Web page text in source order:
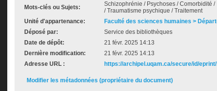
Mots-clés ou Sujets:
Schizophrénie / Psychoses / Comorbidité
/ Traumatisme psychique / Traitement
Unité d'appartenance:
Faculté des sciences humaines >
Déposé par:
Service des bibliothèques
Date de dépôt:
21 févr. 2025 14:13
Dernière modification:
21 févr. 2025 14:13
Adresse URL :
https://archipel.uqam.ca/secure/id/
Modifier les métadonnées (propriétaire du document)